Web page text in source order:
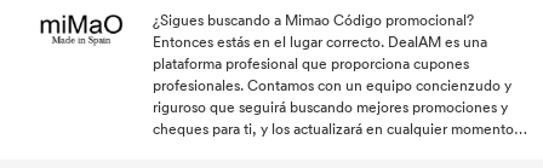
¿Sigues buscando a Mimao Código promocional?
Entonces estás en el lugar correcto. DealAM es una
plataforma profesional que proporciona cupones
profesionales. Contamos con un equipo concienzudo y
riguroso que seguirá buscando mejores promociones y
cheques para ti, y los actualizará en cualquier momento